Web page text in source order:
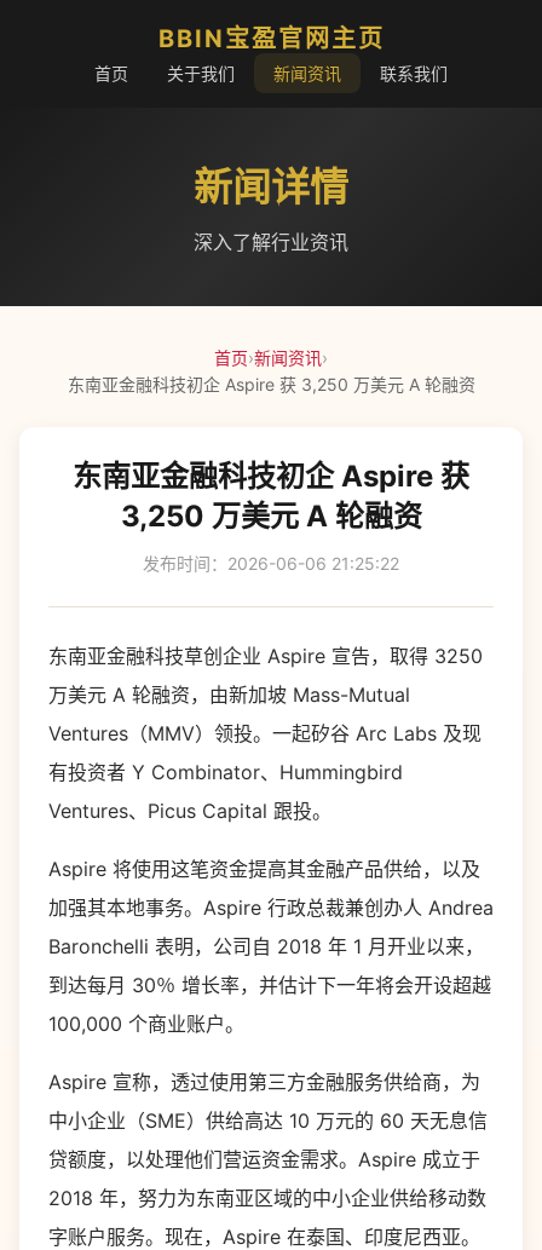
BBIN宝盈官网主页
首页 关于我们 新闻资讯 联系我们
新闻详情
深入了解行业资讯
首页›新闻资讯›
东南亚金融科技初企 Aspire 获 3,250 万美元 A 轮融资
东南亚金融科技初企 Aspire 获
3,250 万美元 A 轮融资
发布时间：2026-06-06 21:25:22
东南亚金融科技草创企业 Aspire 宣告，取得 3250
万美元 A 轮融资，由新加坡 Mass-Mutual
Ventures（MMV）领投。一起矽谷 Arc Labs 及现
有投资者 Y Combinator、Hummingbird
Ventures、Picus Capital 跟投。
Aspire 将使用这笔资金提高其金融产品供给，以及
加强其本地事务。Aspire 行政总裁兼创办人 Andrea
Baronchelli 表明，公司自 2018 年 1 月开业以来，
到达每月 30％ 增长率，并估计下一年将会开设超越
100,000 个商业账户。
Aspire 宣称，透过使用第三方金融服务供给商，为
中小企业（SME）供给高达 10 万元的 60 天无息信
贷额度，以处理他们营运资金需求。Aspire 成立于
2018 年，努力为东南亚区域的中小企业供给移动数
字账户服务。现在，Aspire 在泰国、印度尼西亚。